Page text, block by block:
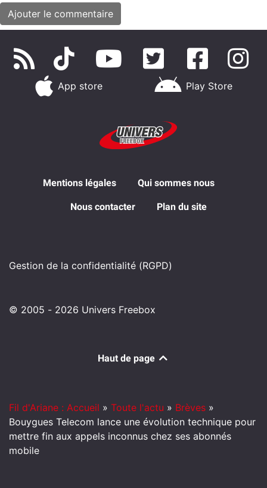
App store Play Store
Mentions légales Qui sommes nous
Nous contacter Plan du site
Gestion de la confidentialité (RGPD)
© 2005 - 2026 Univers Freebox
Haut de page
Fil d'Ariane : Accueil » Toute l'actu » Brèves »
Bouygues Telecom lance une évolution technique pour
mettre fin aux appels inconnus chez ses abonnés
mobile